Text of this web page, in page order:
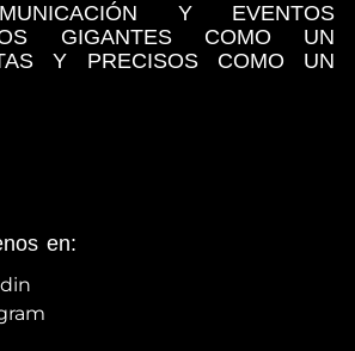
Y EVENTOS
GIGANTES COMO UN
Y PRECISOS COMO UN
en: